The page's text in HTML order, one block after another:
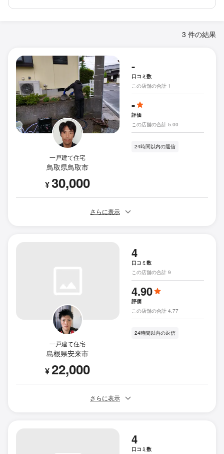
3 件の結果
一戸建て住宅
鳥取県鳥取市
¥30,000
-
口コミ数
この店舗の合計 1
-
評価
この店舗の合計 5.00
24時間以内の返信
さらに表示
一戸建て住宅
島根県安来市
¥22,000
4
口コミ数
この店舗の合計 9
4.90
評価
この店舗の合計 4.77
24時間以内の返信
さらに表示
4
口コミ数